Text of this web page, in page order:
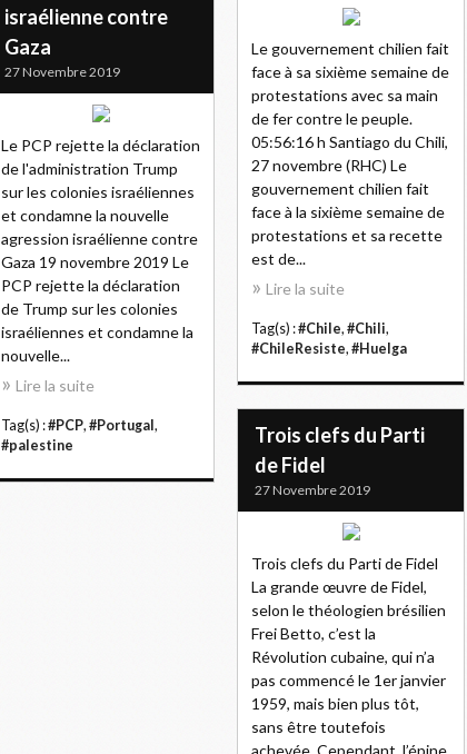
israélienne contre
Gaza
27 Novembre 2019
Le PCP rejette la déclaration
de l'administration Trump
sur les colonies israéliennes
et condamne la nouvelle
agression israélienne contre
Gaza 19 novembre 2019 Le
PCP rejette la déclaration
de Trump sur les colonies
israéliennes et condamne la
nouvelle...
Lire la suite
Tag(s) :#PCP, #Portugal ,
#palestine
Le gouvernement chilien fait
face à sa sixième semaine de
protestations avec sa main
de fer contre le peuple.
05:56:16 h Santiago du Chili,
27 novembre (RHC) Le
gouvernement chilien fait
face à la sixième semaine de
protestations et sa recette
est de...
Lire la suite
Tag(s) :#Chile, #Chili,
#ChileResiste, #Huelga
Trois clefs du Parti
de Fidel
27 Novembre 2019
Trois clefs du Parti de Fidel
La grande œuvre de Fidel,
selon le théologien brésilien
Frei Betto, c’est la
Révolution cubaine, qui n’a
pas commencé le 1er janvier
1959, mais bien plus tôt,
sans être toutefois
achevée. Cependant, l’épine